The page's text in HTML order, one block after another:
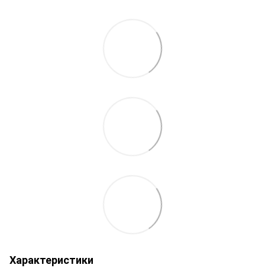
Характеристики